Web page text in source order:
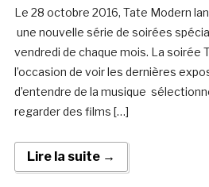
Le 28 octobre 2016, Tate Modern
une nouvelle série de soirées
vendredi de chaque mois. La soirée
l’occasion de voir les dernières
d’entendre de la musique
regarder des films […]
Lire la suite →